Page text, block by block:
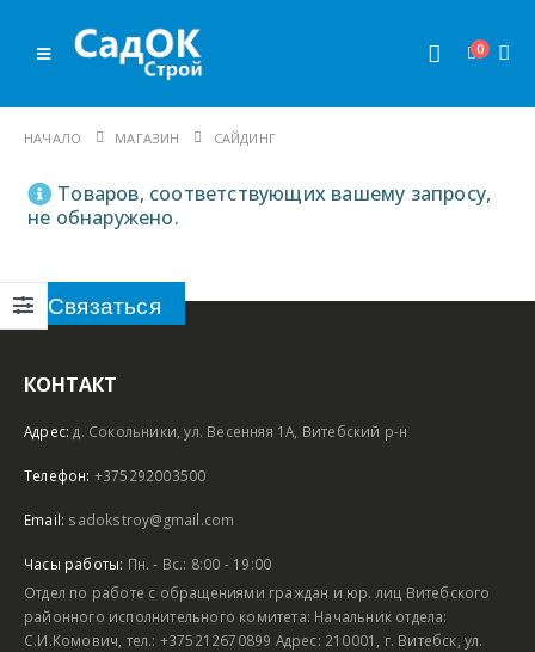
0
НАЧАЛО МАГАЗИН САЙДИНГ
Товаров, соответствующих вашему запросу,
не обнаружено.
Связаться
КОНТАКТ
Адрес: д. Сокольники, ул. Весенняя 1А, Витебский р-н
Телефон: +375292003500
Email: sadokstroy@gmail.com
Часы работы: Пн. - Вс.: 8:00 - 19:00
Отдел по работе с обращениями граждан и юр. лиц Витебского
районного исполнительного комитета: Начальник отдела:
С.И.Комович, тел.: +375212670899 Адрес: 210001, г. Витебск, ул.